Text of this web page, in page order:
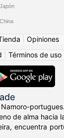
Japón
China
Opiniones
Términos de uso
de alma hacia
encuentra